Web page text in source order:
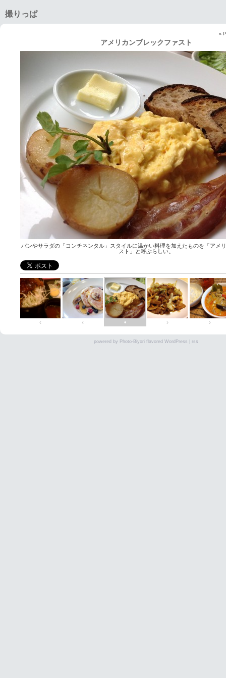
撮りっぱ
«
アメリカンブレックファスト
パンやサラダの「コンチネンタル」スタイルに温かい料理を加えたものを「アメ
スト」と呼ぶらしい。
‹ ‹ • › ›
powered by Photo-Biyori flavoredWordPress |rss